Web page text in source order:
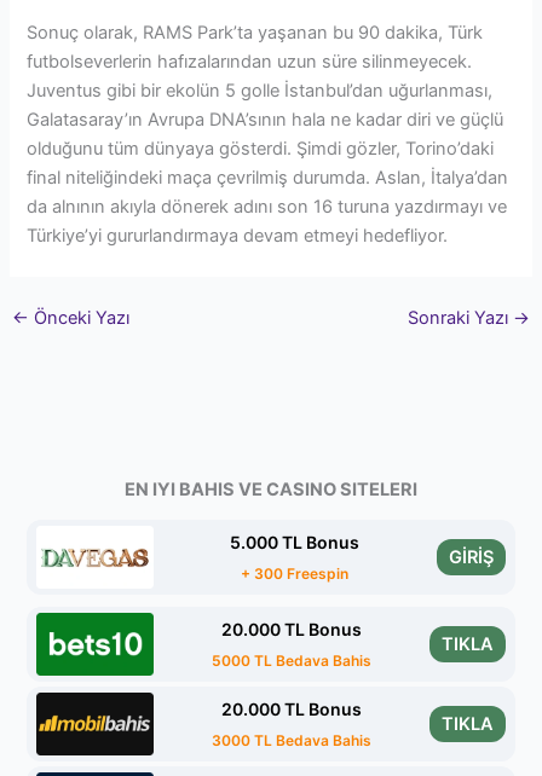
Sonuç olarak, RAMS Park’ta yaşanan bu 90 dakika, Türk
futbolseverlerin hafızalarından uzun süre silinmeyecek.
Juventus gibi bir ekolün 5 golle İstanbul’dan uğurlanması,
Galatasaray’ın Avrupa DNA’sının hala ne kadar diri ve güçlü
olduğunu tüm dünyaya gösterdi. Şimdi gözler, Torino’daki
final niteliğindeki maça çevrilmiş durumda. Aslan, İtalya’dan
da alnının akıyla dönerek adını son 16 turuna yazdırmayı ve
Türkiye’yi gururlandırmaya devam etmeyi hedefliyor.
← Önceki Yazı Sonraki Yazı →
EN IYI BAHIS VE CASINO SITELERI
5.000 TL Bonus
+ 300 Freespin
GİRİŞ
20.000 TL Bonus
5000 TL Bedava Bahis
TIKLA
20.000 TL Bonus
3000 TL Bedava Bahis
TIKLA